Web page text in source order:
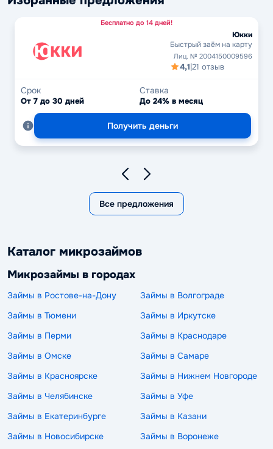
Бесплатно до 14 дней!
Юкки
Быстрый заём на карту
Лиц. № 2004150009596
4,1|21 отзыв
Срок
От 7 до 30 дней
Ставка
До 24% в месяц
Получить деньги
Все предложения
Каталог микрозаймов
Микрозаймы в городах
Займы в Ростове-на-Дону
Займы в Волгограде
Займы в Тюмени
Займы в Иркутске
Займы в Перми
Займы в Краснодаре
Займы в Омске
Займы в Самаре
Займы в Красноярске
Займы в Нижнем Новгороде
Займы в Челябинске
Займы в Уфе
Займы в Екатеринбурге
Займы в Казани
Займы в Новосибирске
Займы в Воронеже